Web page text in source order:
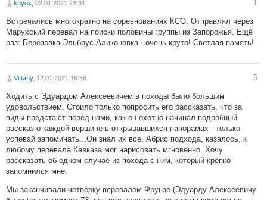
khyos , 02.01.2021 23:31 1
Встречались многократно на соревнованиях КСО. Отправлял через
Марухский перевал на поиски половины группы из Запорожья. Ещё
раз: Берёзовка-Эльбрус-Аликоновка - очень круто! Светлая память!
Vittany, 12.01.2021 16:56 5
Ходить с Эдуардом Алексеевичем в походы было большим
удовольствием. Стоило только попросить его рассказать, что за
виды предстают перед нами, как он охотно начинал подробный
рассказ о каждой вершине в открывавшихся панорамах - только
успевай запоминать...Он знал их все. Абрис подхода, казалось, к
любому перевала Кавказа мог нарисовать мгновенно. Хочу
рассказать об одном случае из похода с ним, который крепко
запомнился мне.
Мы заканчивали четвёрку перевалом Фрунзе (Эдуарду Алексеевичу